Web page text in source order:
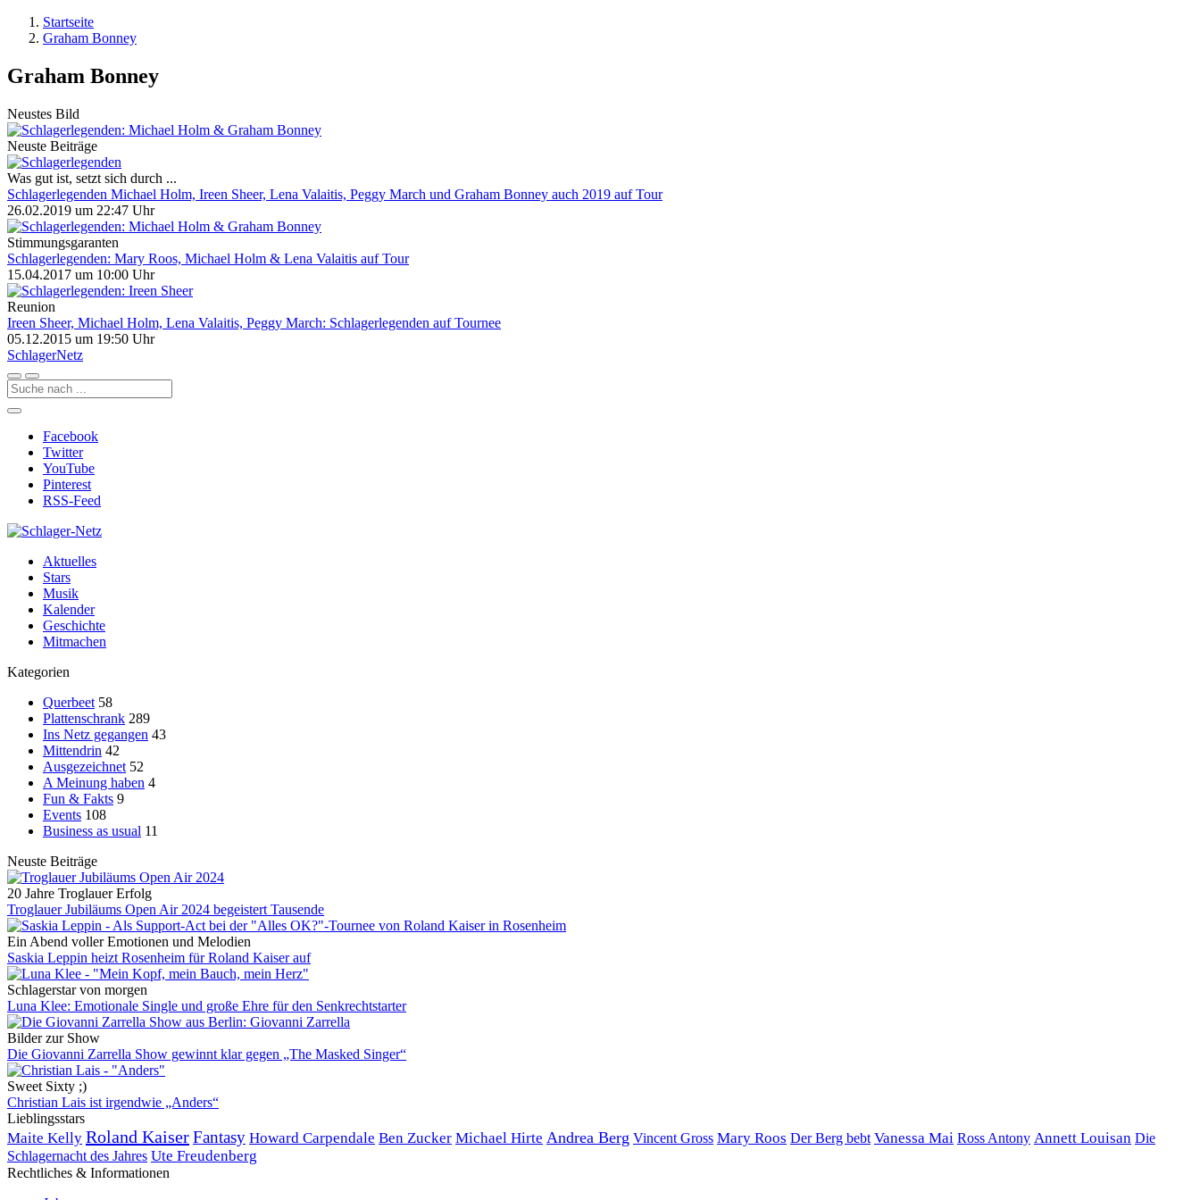
Startseite
Graham Bonney
Graham Bonney
Neustes Bild
Neuste Beiträge
Was gut ist, setzt sich durch ...
Schlagerlegenden Michael Holm, Ireen Sheer, Lena Valaitis, Peggy March und Graham Bonney auch 2019 auf Tour
26.02.2019 um 22:47 Uhr
Stimmungsgaranten
Schlagerlegenden: Mary Roos, Michael Holm & Lena Valaitis auf Tour
15.04.2017 um 10:00 Uhr
Reunion
Ireen Sheer, Michael Holm, Lena Valaitis, Peggy March: Schlagerlegenden auf Tournee
05.12.2015 um 19:50 Uhr
SchlagerNetz
Facebook
Twitter
YouTube
Pinterest
RSS-Feed
Aktuelles
Stars
Musik
Kalender
Geschichte
Mitmachen
Kategorien
Querbeet 58
Plattenschrank 289
Ins Netz gegangen 43
Mittendrin 42
Ausgezeichnet 52
A Meinung haben 4
Fun & Fakts 9
Events 108
Business as usual 11
Neuste Beiträge
20 Jahre Troglauer Erfolg
Troglauer Jubiläums Open Air 2024 begeistert Tausende
Ein Abend voller Emotionen und Melodien
Saskia Leppin heizt Rosenheim für Roland Kaiser auf
Schlagerstar von morgen
Luna Klee: Emotionale Single und große Ehre für den Senkrechtstarter
Bilder zur Show
Die Giovanni Zarrella Show gewinnt klar gegen „The Masked Singer“
Sweet Sixty ;)
Christian Lais ist irgendwie „Anders“
Lieblingsstars
Maite Kelly Roland KaiserFantasy Howard Carpendale Ben Zucker Michael Hirte Andrea Berg Vincent Gross Mary Roos Der Berg bebt Vanessa Mai Ross Antony Annett Louisan Die
Schlagernacht des Jahres Ute Freudenberg
Rechtliches & Informationen